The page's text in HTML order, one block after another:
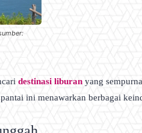
destinasi liburan yang
ini menawarkan berbagai